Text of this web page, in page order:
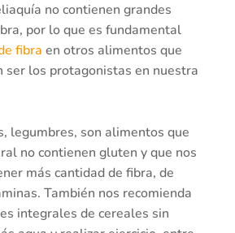
no contienen grandes
por lo que es fundamental
fibra en otros alimentos que
ser los protagonistas en nuestra
legumbres, son alimentos que
no contienen gluten y que nos
más cantidad de fibra, de
También nos recomienda
integrales de cereales sin